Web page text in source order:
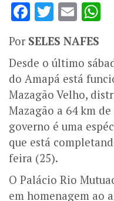
Facebook
Twitter
PorSELES NAFES
Desde o último
do Amapá está
Mazagão Velho,
Mazagão a 64 km
governo é uma
que está
feira (25).
O Palácio Rio
em homenagem ao